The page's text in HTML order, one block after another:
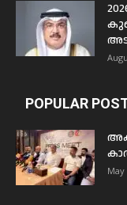
POPULAR
May